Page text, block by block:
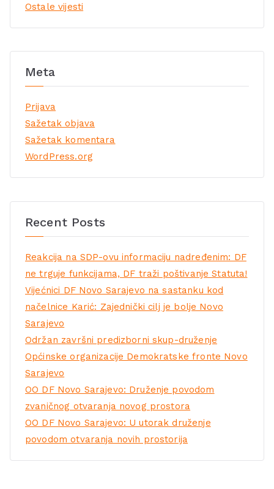
Ostale vijesti
Meta
Prijava
Sažetak objava
Sažetak komentara
WordPress.org
Recent Posts
Reakcija na SDP-ovu informaciju nadređenim: DF
ne trguje funkcijama, DF traži poštivanje Statuta!
Vijećnici DF Novo Sarajevo na sastanku kod
načelnice Karić: Zajednički cilj je bolje Novo
Sarajevo
Održan završni predizborni skup-druženje
Općinske organizacije Demokratske fronte Novo
Sarajevo
OO DF Novo Sarajevo: Druženje povodom
zvaničnog otvaranja novog prostora
OO DF Novo Sarajevo: U utorak druženje
povodom otvaranja novih prostorija